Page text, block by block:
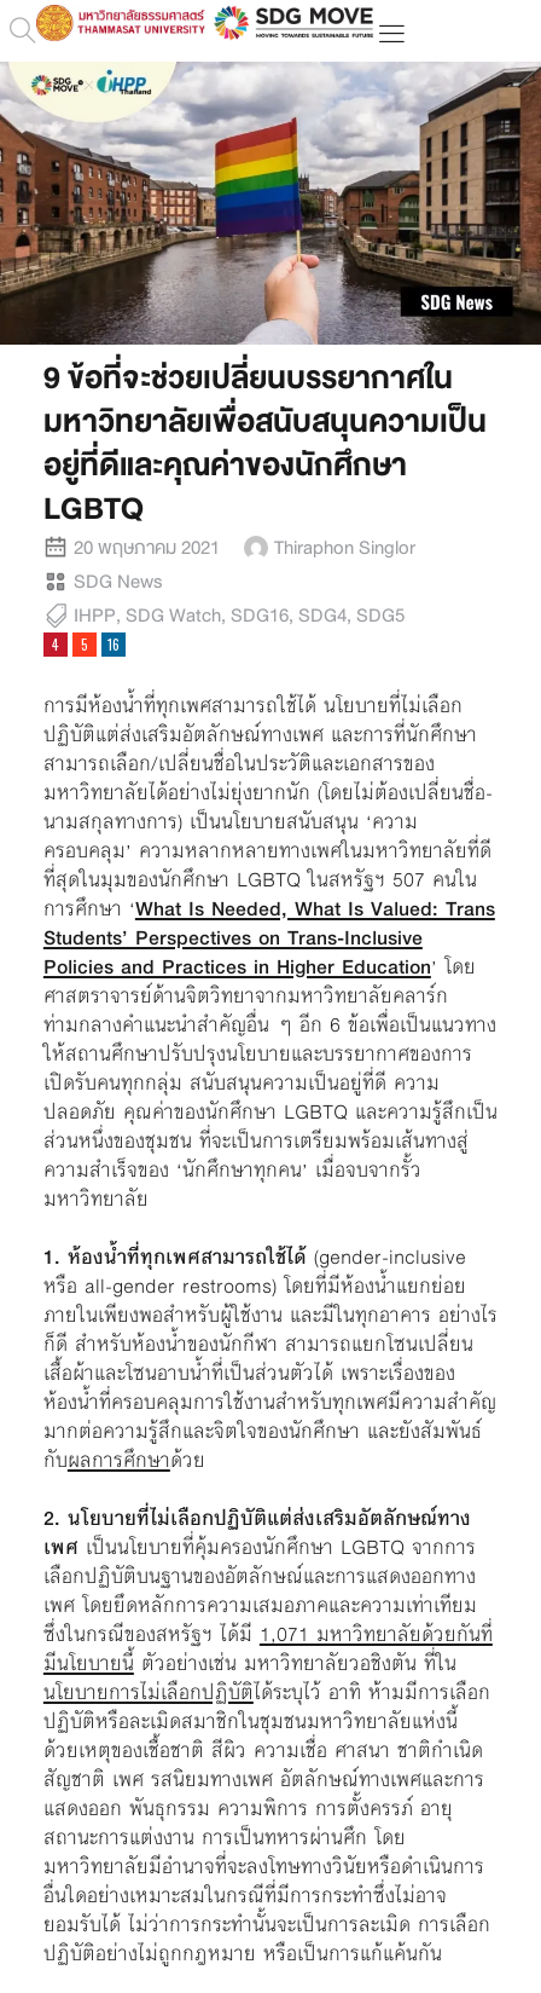
9 ข้อที่จะช่วยเปลี่ยนบรรยากาศใน
มหาวิทยาลัยเพื่อสนับสนุนความเป็น
อยู่ที่ดีและคุณค่าของนักศึกษา
LGBTQ
20 พฤษภาคม 2021
Thiraphon Singlor
SDG News
IHPP, SDG Watch, SDG16, SDG4, SDG5
การมีห้องน้ำที่ทุกเพศสามารถใช้ได้ นโยบายที่ไม่เลือก
ปฏิบัติแต่ส่งเสริมอัตลักษณ์ทางเพศ และการที่นักศึกษา
สามารถเลือก/เปลี่ยนชื่อในประวัติและเอกสารของ
มหาวิทยาลัยได้อย่างไม่ยุ่งยากนัก (โดยไม่ต้องเปลี่ยนชื่อ-
นามสกุลทางการ) เป็นนโยบายสนับสนุน ‘ความ
ครอบคลุม’ ความหลากหลายทางเพศในมหาวิทยาลัยที่ดี
ที่สุดในมุมของนักศึกษา LGBTQ ในสหรัฐฯ 507 คนใน
การศึกษา ‘What Is Needed, What Is Valued: Trans
Students’ Perspectives on Trans-Inclusive
Policies and Practices in Higher Education’ โดย
ศาสตราจารย์ด้านจิตวิทยาจากมหาวิทยาลัยคลาร์ก
ท่ามกลางคำแนะนำสำคัญอื่น ๆ อีก 6 ข้อเพื่อเป็นแนวทาง
ให้สถานศึกษาปรับปรุงนโยบายและบรรยากาศของการ
เปิดรับคนทุกกลุ่ม สนับสนุนความเป็นอยู่ที่ดี ความ
ปลอดภัย คุณค่าของนักศึกษา LGBTQ และความรู้สึกเป็น
ส่วนหนึ่งของชุมชน ที่จะเป็นการเตรียมพร้อมเส้นทางสู่
ความสำเร็จของ ‘นักศึกษาทุกคน’ เมื่อจบจากรั้ว
มหาวิทยาลัย
1. ห้องน้ำที่ทุกเพศสามารถใช้ได้ (gender-inclusive
หรือ all-gender restrooms) โดยที่มีห้องน้ำแยกย่อย
ภายในเพียงพอสำหรับผู้ใช้งาน และมีในทุกอาคาร อย่างไร
ก็ดี สำหรับห้องน้ำของนักกีฬา สามารถแยกโซนเปลี่ยน
เสื้อผ้าและโซนอาบน้ำที่เป็นส่วนตัวได้ เพราะเรื่องของ
ห้องน้ำที่ครอบคลุมการใช้งานสำหรับทุกเพศมีความสำคัญ
มากต่อความรู้สึกและจิตใจของนักศึกษา และยังสัมพันธ์
กับผลการศึกษาด้วย
2. นโยบายที่ไม่เลือกปฏิบัติแต่ส่งเสริมอัตลักษณ์ทาง
เพศ เป็นนโยบายที่คุ้มครองนักศึกษา LGBTQ จากการ
เลือกปฏิบัติบนฐานของอัตลักษณ์และการแสดงออกทาง
เพศ โดยยึดหลักการความเสมอภาคและความเท่าเทียม
ซึ่งในกรณีของสหรัฐฯ ได้มี1,071 มหาวิทยาลัยด้วยกันที่
มีนโยบายนี้ตัวอย่างเช่น มหาวิทยาลัยวอชิงตัน ที่ใน
นโยบายการไม่เลือกปฏิบัติได้ระบุไว้ อาทิ ห้ามมีการเลือก
ปฏิบัติหรือละเมิดสมาชิกในชุมชนมหาวิทยาลัยแห่งนี้
ด้วยเหตุของเชื้อชาติ สีผิว ความเชื่อ ศาสนา ชาติกำเนิด
สัญชาติ เพศ รสนิยมทางเพศ อัตลักษณ์ทางเพศและการ
แสดงออก พันธุกรรม ความพิการ การตั้งครรภ์ อายุ
สถานะการแต่งงาน การเป็นทหารผ่านศึก โดย
มหาวิทยาลัยมีอำนาจที่จะลงโทษทางวินัยหรือดำเนินการ
อื่นใดอย่างเหมาะสมในกรณีที่มีการกระทำซึ่งไม่อาจ
ยอมรับได้ ไม่ว่าการกระทำนั้นจะเป็นการละเมิด การเลือก
ปฏิบัติอย่างไม่ถูกกฎหมาย หรือเป็นการแก้แค้นกัน